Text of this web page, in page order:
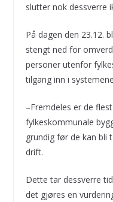
slutter nok dessverre
På dagen den 23.12.
stengt ned for
personer utenfor
tilgang inn i
–Fremdeles er de
fylkeskommunale
grundig før de kan bli
drift.
Dette tar dessverre
det gjøres en